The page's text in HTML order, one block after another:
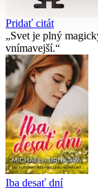
Pridať citát
Svet je plný
vnímavejší.
Iba desať dní